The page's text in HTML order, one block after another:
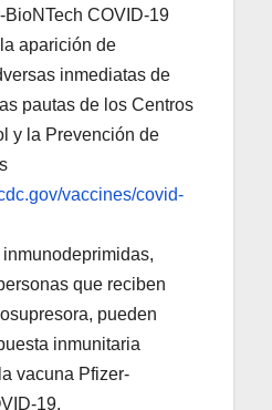
BioNTech COVID-19
aparición de
inmediatas de
pautas de los Centros
y la Prevención de
vaccines/covid-
inmunodeprimidas,
que reciben
pueden
inmunitaria
vacuna Pfizer-
19.